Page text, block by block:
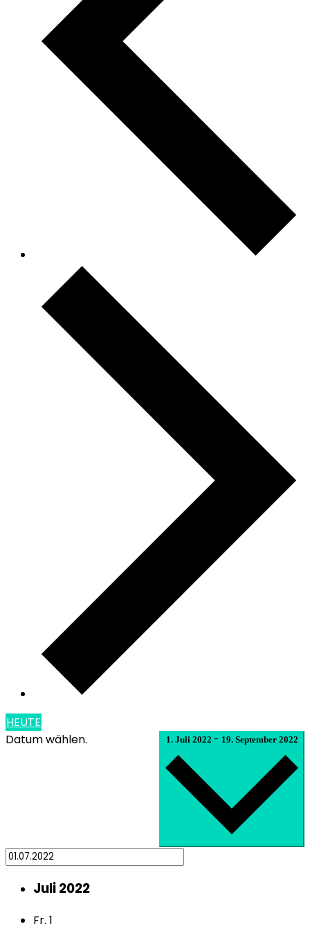
HEUTE
1. Juli 2022 - 19. September 2022
Datum wählen.
Juli 2022
Fr. 1